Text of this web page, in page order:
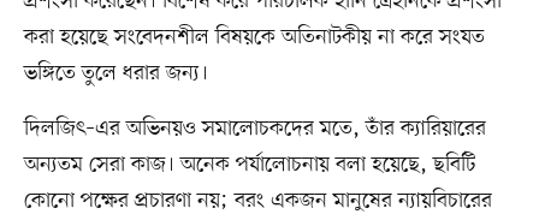
করা হয়েছে সংবেদনশীল বিষয়কে অতিনাটকীয় না করে সংযত
ভঙ্গিতে তুলে ধরার জন্য।
দিলজিৎ–এর অভিনয়ও সমালোচকদের মতে, তাঁর ক্যারিয়ারের
অন্যতম সেরা কাজ। অনেক পর্যালোচনায় বলা হয়েছে, ছবিটি
কোনো পক্ষের প্রচারণা নয়; বরং একজন মানুষের ন্যায়বিচারের